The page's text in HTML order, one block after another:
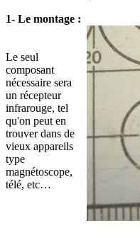
1- Le montage :
Le seul
composant
nécessaire sera
un récepteur
infrarouge, tel
qu'on peut en
trouver dans de
vieux appareils
type
magnétoscope,
télé, etc…